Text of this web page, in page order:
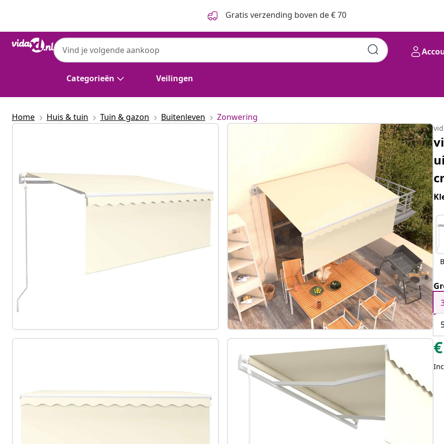
Gratis verzending boven de € 70
Categorieën Veilingen
Home Huis & tuin Tuin & gazon Buitenleven Zonwering
€